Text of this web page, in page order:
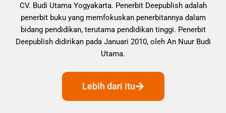
CV. Budi Utama Yogyakarta. Penerbit Deepublish adalah
penerbit buku yang memfokuskan penerbitannya dalam
bidang pendidikan, terutama pendidikan tinggi. Penerbit
Deepublish didirikan pada Januari 2010, oleh An Nuur Budi
Utama.
Lebih dari itu